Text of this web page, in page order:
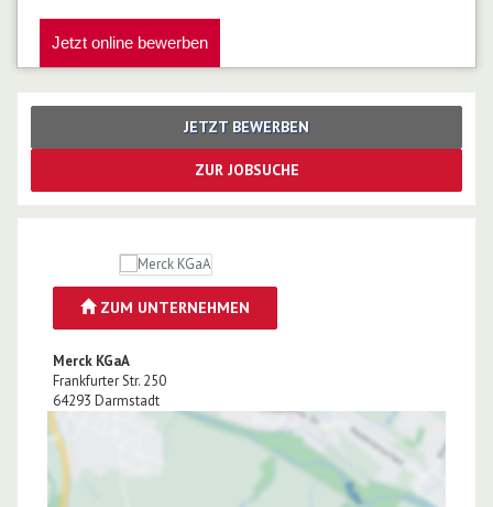
Jetzt online bewerben
JETZT BEWERBEN
ZUR JOBSUCHE
ZUM UNTERNEHMEN
Merck KGaA
Frankfurter Str. 250
64293 Darmstadt